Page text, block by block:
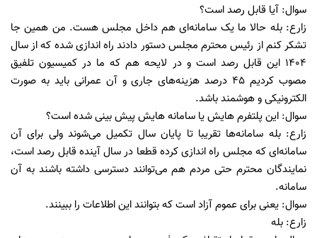
سوال: آیا قابل رصد است؟
زارع: بله حالا ما یک سامانه‌ای هم داخل مجلس هست. من همین جا
تشکر کنم از رئیس محترم مجلس دستور دادند راه اندازی شده که از سال
۱۴۰۴ این قابل رصد است و در لایحه هم که ما در کمیسیون تلفیق
مصوب کردیم ۴۵ درصد هزینه‌های جاری و آن عمرانی باید به صورت
الکترونیکی و هوشمند باشد.
سوال: این پلتفرم هایش یا سامانه هایش پیش بینی شده است؟
زارع: بله سامانه‌ها تقریبا تا پایان سال تکمیل می‌شوند ولی برای آن
سامانه‌ای که مجلس راه اندازی کرده قطعا در سال آینده قابل رصد است،
نمایندگان محترم حتی مردم هم می‌توانند دسترسی داشته باشند به آن
سامانه.
سوال: یعنی برای عموم آزاد است که بتوانند این اطلاعات را ببینند.
زارع: بله